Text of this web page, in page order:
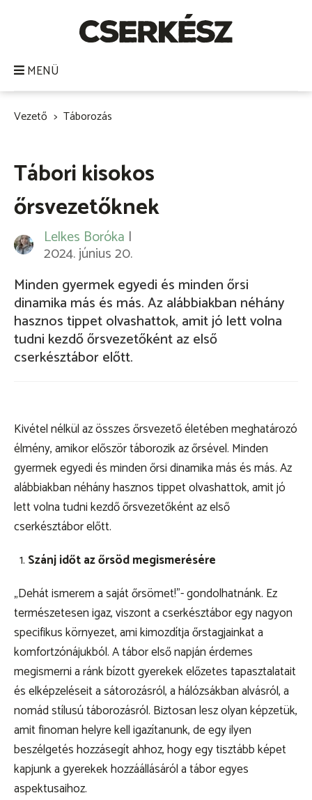
KEZDŐLAP
VEZETŐ
Kapcsolat
szmcs.sk
MENÜ
Vezető Táborozás
Tábori kisokos
őrsvezetőknek
Lelkes Boróka |
2024. június 20.
Minden gyermek egyedi és minden őrsi
dinamika más és más. Az alábbiakban néhány
hasznos tippet olvashattok, amit jó lett volna
tudni kezdő őrsvezetőként az első
cserkésztábor előtt.
Kivétel nélkül az összes őrsvezető életében meghatározó
élmény, amikor először táborozik az őrsével. Minden
gyermek egyedi és minden őrsi dinamika más és más. Az
alábbiakban néhány hasznos tippet olvashattok, amit jó
lett volna tudni kezdő őrsvezetőként az első
cserkésztábor előtt.
Szánj időt az őrsöd megismerésére
„Dehát ismerem a saját őrsömet!”- gondolhatnánk. Ez
természetesen igaz, viszont a cserkésztábor egy nagyon
specifikus környezet, ami kimozdítja őrstagjainkat a
komfortzónájukból. A tábor első napján érdemes
megismerni a ránk bízott gyerekek előzetes tapasztalatait
és elképzeléseit a sátorozásról, a hálózsákban alvásról, a
nomád stílusú táborozásról. Biztosan lesz olyan képzetük,
amit finoman helyre kell igazítanunk, de egy ilyen
beszélgetés hozzásegít ahhoz, hogy egy tisztább képet
kapjunk a gyerekek hozzáállásáról a tábor egyes
aspektusaihoz.